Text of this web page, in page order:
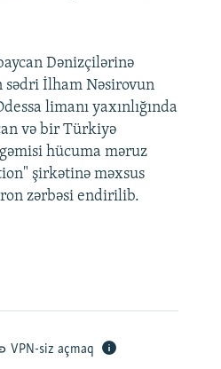
Dənizçilərinə
İlham Nəsirovun
limanı yaxınlığında
və bir Türkiyə
hücuma məruz
şirkətinə məxsus
zərbəsi endirilib.
VPN-siz açmaq